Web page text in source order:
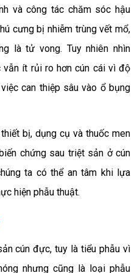
và công tác chăm sóc hậu
cưng bị nhiễm trùng vết mổ,
là tử vong. Tuy nhiên nhìn
ít rủi ro hơn cún cái vì độ
can thiệp sâu vào ổ bụng
bị, dụng cụ và thuốc men
chứng sau triệt sản ở cún
ta có thể an tâm khi lựa
hiện phẫu thuật.
cún đực, tuy là tiểu phẫu vì
nhưng cũng là loại phẫu